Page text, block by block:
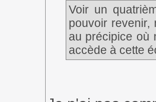
Voir un
pouvoir revenir,
au précipice où
accède à cette